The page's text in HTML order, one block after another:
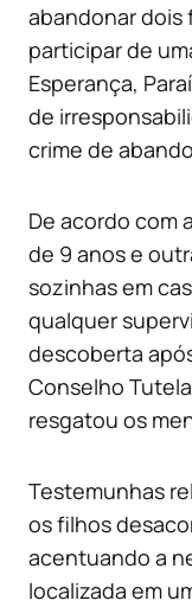
abandonar dois
participar de
Esperança,
de
crime de
De acordo com
de 9 anos e
sozinhas em
qualquer
descoberta
Conselho
resgatou os
Testemunhas
os filhos
acentuando a
localizada em